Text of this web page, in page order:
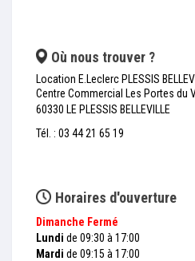
Où nous trouver ?
Location E.Leclerc PLESSIS
Centre Commercial Les Portes du
60330 LE PLESSIS BELLEVILLE
Tél. : 03 44 21 65 19
Horaires d'ouverture
Dimanche Fermé
Lundi de 09:30 à 17:00
Mardi de 09:15 à 17:00